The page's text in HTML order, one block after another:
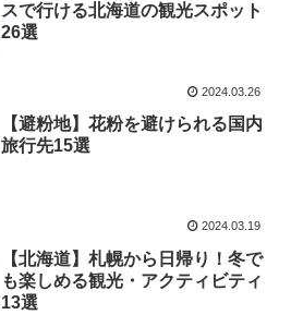
スで行ける北海道の観光スポット
26選
2024.03.26
【避粉地】花粉を避けられる国内
旅行先15選
2024.03.19
【北海道】札幌から日帰り！冬で
も楽しめる観光・アクティビティ
13選